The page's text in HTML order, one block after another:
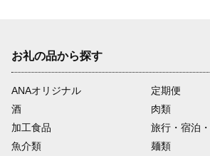
お礼の品から探す
ANAオリジナル
定期便
酒
肉類
加工食品
旅行・宿泊
魚介類
麺類